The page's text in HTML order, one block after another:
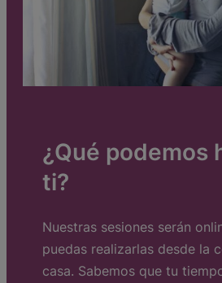
¿Qué podemos
ti?
Nuestras sesiones serán
puedas realizarlas desde la
casa. Sabemos que tu